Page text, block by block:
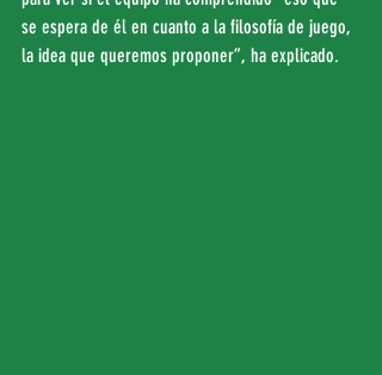
se espera de él en cuanto a la filosofía de juego,
la idea que queremos proponer”, ha explicado.